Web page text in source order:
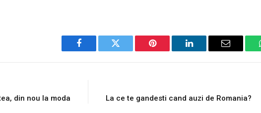
Facebook Twitter Pinterest LinkedIn Email
din nou la moda La ce te gandesti cand auzi de Romania?